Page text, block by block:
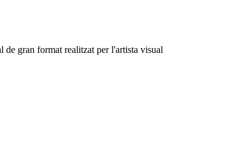
de gran format realitzat per l'artista visual